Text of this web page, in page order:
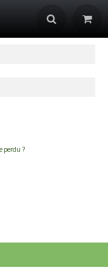
perdu ?